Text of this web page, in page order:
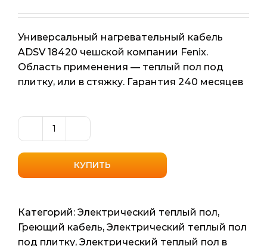
Универсальный нагревательный кабель
ADSV 18420 чешской компании Fenix.
Область применения — теплый пол под
плитку, или в стяжку. Гарантия 240 месяцев
Количество
товара
Универсальный
нагревательный
Fenix
(Чехия)
ADSV
КУПИТЬ
Категорий: Электрический теплый пол,
Греющий кабель, Электрический теплый пол
под плитку, Электрический теплый пол в